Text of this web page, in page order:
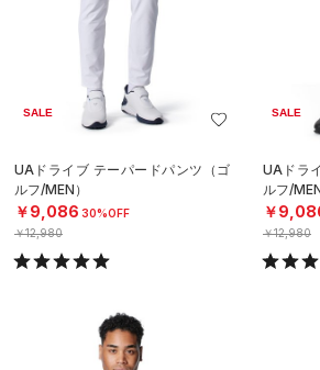
SALE
UAドライブ テーパードパンツ（ゴ
ルフ/MEN）
￥9,086 30%OFF
￥12,980
SALE
UAドラ
ルフ/MEN
￥
￥12,980